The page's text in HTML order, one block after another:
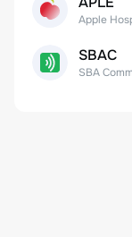
SBAC